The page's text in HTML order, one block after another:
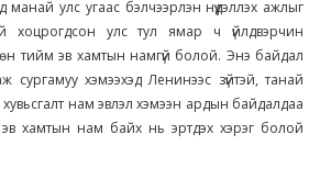
улс угаас бэлчээрлэн нүүдэллэх ажлыг
хоцрогдсон улс тул ямар ч үйлдвэрчин
тийм эв хамтын намгүй болой. Энэ байдал
хэмээхэд Ленинээс зүйтэй, танай
нам эвлэл хэмээн ардын байдалдаа
хамтын нам байх нь эртдэх хэрэг болой